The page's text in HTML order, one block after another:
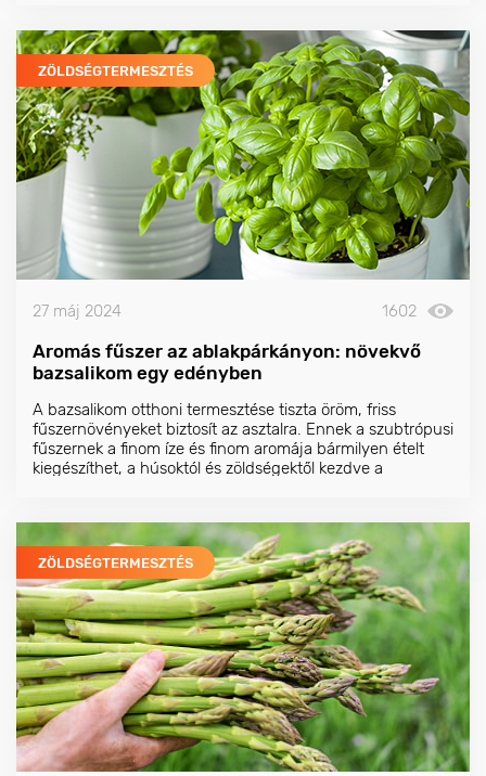
ZÖLDSÉGTERMESZTÉS
27 máj 2024 1602
Aromás fűszer az ablakpárkányon: növekvő
bazsalikom egy edényben
A bazsalikom otthoni termesztése tiszta öröm, friss
fűszernövényeket biztosít az asztalra. Ennek a szubtrópusi
fűszernek a finom íze és finom aromája bármilyen ételt
kiegészíthet, a húsoktól és zöldségektől kezdve a
ZÖLDSÉGTERMESZTÉS